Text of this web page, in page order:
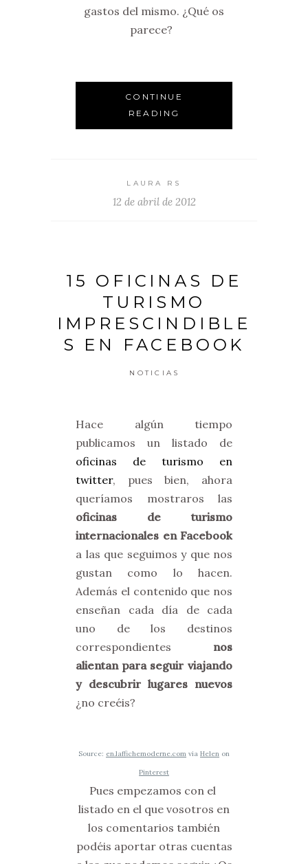
gastos del mismo. ¿Qué os
parece?
CONTINUE
READING
LAURA RS
12 de abril de 2012
15 OFICINAS DE
TURISMO
IMPRESCINDIBLE
S EN FACEBOOK
NOTICIAS
Hace algún tiempo
publicamos un listado de
oficinas de turismo en
twitter, pues bien, ahora
queríamos mostraros las
oficinas de turismo
internacionales en Facebook
a las que seguimos y que nos
gustan como lo hacen.
Además el contenido que nos
enseñan cada día de cada
uno de los destinos
correspondientes nos
alientan para seguir viajando
y descubrir lugares nuevos
¿no creéis?
Source: en.laffichemoderne.com via Helen on
Pinterest
Pues empezamos con el
listado en el que vosotros en
los comentarios también
podéis aportar otras cuentas